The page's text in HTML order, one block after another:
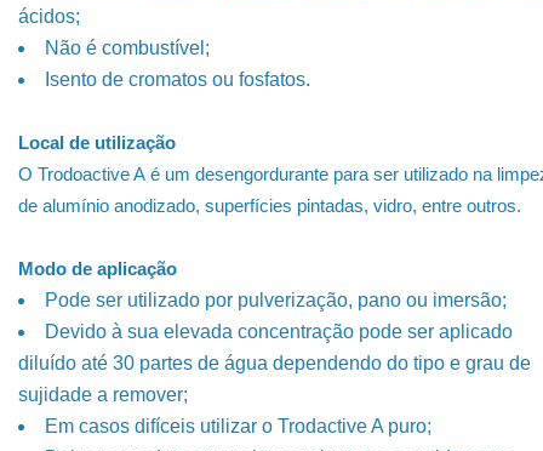
ácidos;
Não é combustível;
Isento de cromatos ou fosfatos.
Local de utilização
O Trodoactive A é um desengordurante para ser utilizado na
de alumínio anodizado, superfícies pintadas, vidro, entre outros.
Modo de aplicação
Pode ser utilizado por pulverização, pano ou imersão;
Devido à sua elevada concentração pode ser aplicado
diluído até 30 partes de água dependendo do tipo e grau de
sujidade a remover;
Em casos difíceis utilizar o Trodactive A puro;